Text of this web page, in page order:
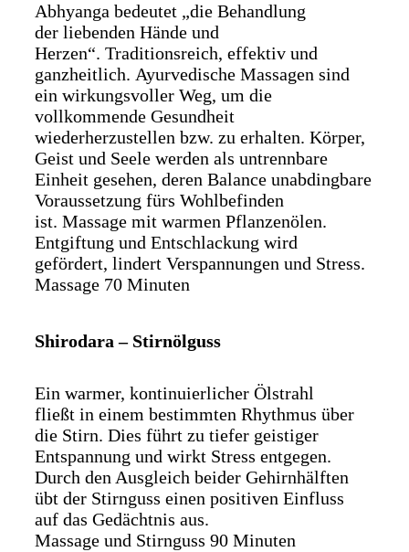
Abhyanga bedeutet „die Behandlung
der liebenden Hände und
Herzen“. Traditionsreich, effektiv und
ganzheitlich. Ayurvedische Massagen sind
ein wirkungsvoller Weg, um die
vollkommende Gesundheit
wiederherzustellen bzw. zu erhalten. Körper,
Geist und Seele werden als untrennbare
Einheit gesehen, deren Balance unabdingbare
Voraussetzung fürs Wohlbefinden
ist. Massage mit warmen Pflanzenölen.
Entgiftung und Entschlackung wird
gefördert, lindert Verspannungen und Stress.
Massage 70 Minuten
Shirodara – Stirnölguss
Ein warmer, kontinuierlicher Ölstrahl
fließt in einem bestimmten Rhythmus über
die Stirn. Dies führt zu tiefer geistiger
Entspannung und wirkt Stress entgegen.
Durch den Ausgleich beider Gehirnhälften
übt der Stirnguss einen positiven Einfluss
auf das Gedächtnis aus.
Massage und Stirnguss 90 Minuten